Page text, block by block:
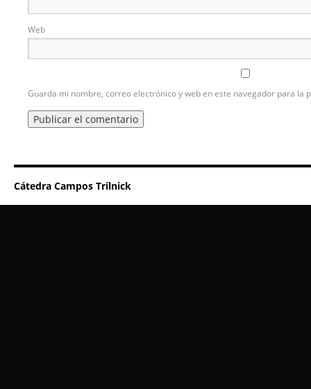
Web
Guarda mi nombre, correo electrónico y web en este navegador para la
Cátedra Campos Trilnick